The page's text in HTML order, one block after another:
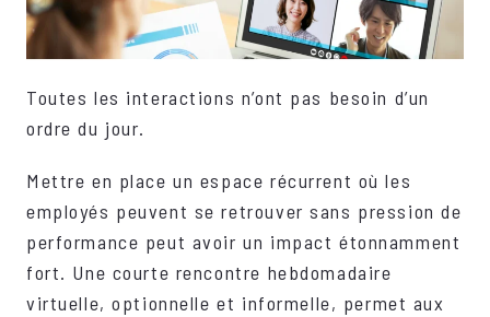
Toutes les interactions n’ont pas besoin d’un
ordre du jour.
Mettre en place un espace récurrent où les
employés peuvent se retrouver sans pression de
performance peut avoir un impact étonnamment
fort. Une courte rencontre hebdomadaire
virtuelle, optionnelle et informelle, permet aux